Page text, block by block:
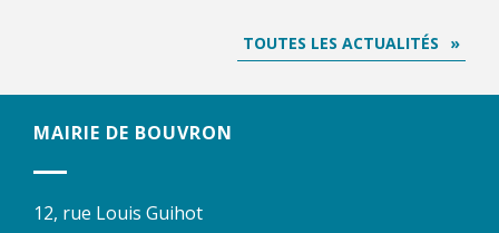
TOUTES LES ACTUALITÉS
MAIRIE DE BOUVRON
12, rue Louis Guihot